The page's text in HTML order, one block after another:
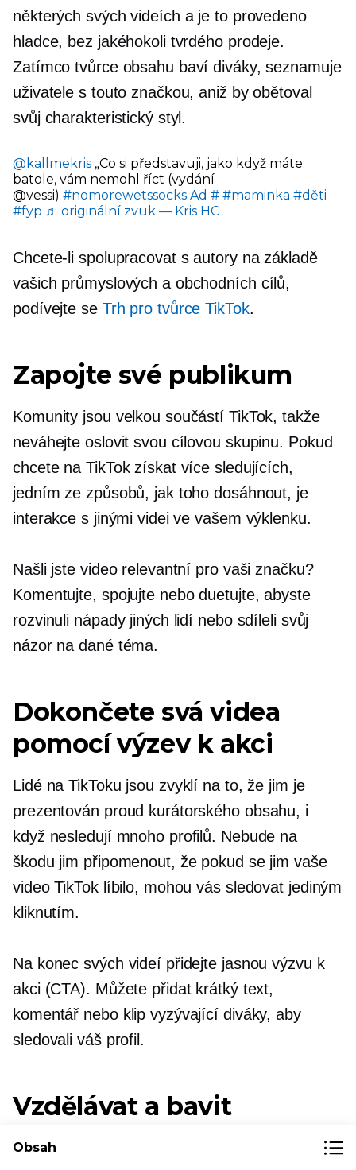
některých svých videích a je to provedeno
hladce, bez jakéhokoli tvrdého prodeje.
Zatímco tvůrce obsahu baví diváky, seznamuje
uživatele s touto značkou, aniž by obětoval
svůj charakteristický styl.
@kallmekris „Co si představuji, jako když máte
batole, vám nemohl říct (vydání
@vessi) #nomorewetssocks Ad # #maminka #děti
#fyp ♬ originální zvuk — Kris HC
Chcete-li spolupracovat s autory na základě
vašich průmyslových a obchodních cílů,
podívejte se Trh pro tvůrce TikTok.
Zapojte své publikum
Komunity jsou velkou součástí TikTok, takže
neváhejte oslovit svou cílovou skupinu. Pokud
chcete na TikTok získat více sledujících,
jedním ze způsobů, jak toho dosáhnout, je
interakce s jinými videi ve vašem výklenku.
Našli jste video relevantní pro vaši značku?
Komentujte, spojujte nebo duetujte, abyste
rozvinuli nápady jiných lidí nebo sdíleli svůj
názor na dané téma.
Dokončete svá videa
pomocí výzev k akci
Lidé na TikToku jsou zvyklí na to, že jim je
prezentován proud kurátorského obsahu, i
když nesledují mnoho profilů. Nebude na
škodu jim připomenout, že pokud se jim vaše
video TikTok líbilo, mohou vás sledovat jediným
kliknutím.
Na konec svých videí přidejte jasnou výzvu k
akci (CTA). Můžete přidat krátký text,
komentář nebo klip vyzývající diváky, aby
sledovali váš profil.
Vzdělávat a bavit
Nejlepší obsah TikTok pro značky je vzdělávací
Obsah